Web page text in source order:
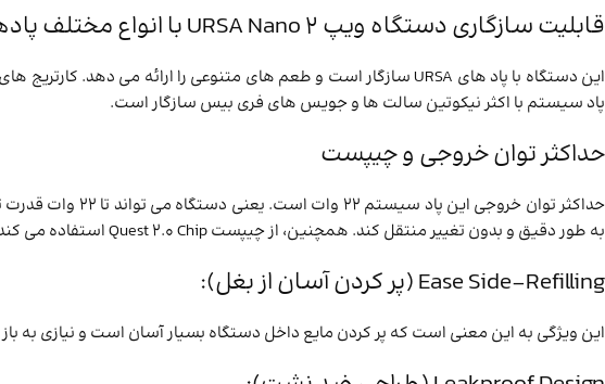
قابلیت سازگاری دستگاه ویپ URSA Nano 2 با انواع مختلف پادها
پاد سیستم با اکثر نیکوتین سالت ها و جویس های فری‌ بیس سازگار است.
حداکثر توان خروجی و چیپست
به طور دقیق و بدون تغییر منتقل کند. همچنین، از چیپست Quest 2.0 Chip استفاده می کند. این چیپست وظیفه کنترل عملکرد دستگاه، از جمله تنظیم توان خروجی و محافظت از باتری را بر عهده دارد.
Ease Side-Refilling (پر کردن آسان از بغل):
این ویژگی به این معنی است که پر کردن مایع داخل دستگاه بسیار آسان است و نیازی